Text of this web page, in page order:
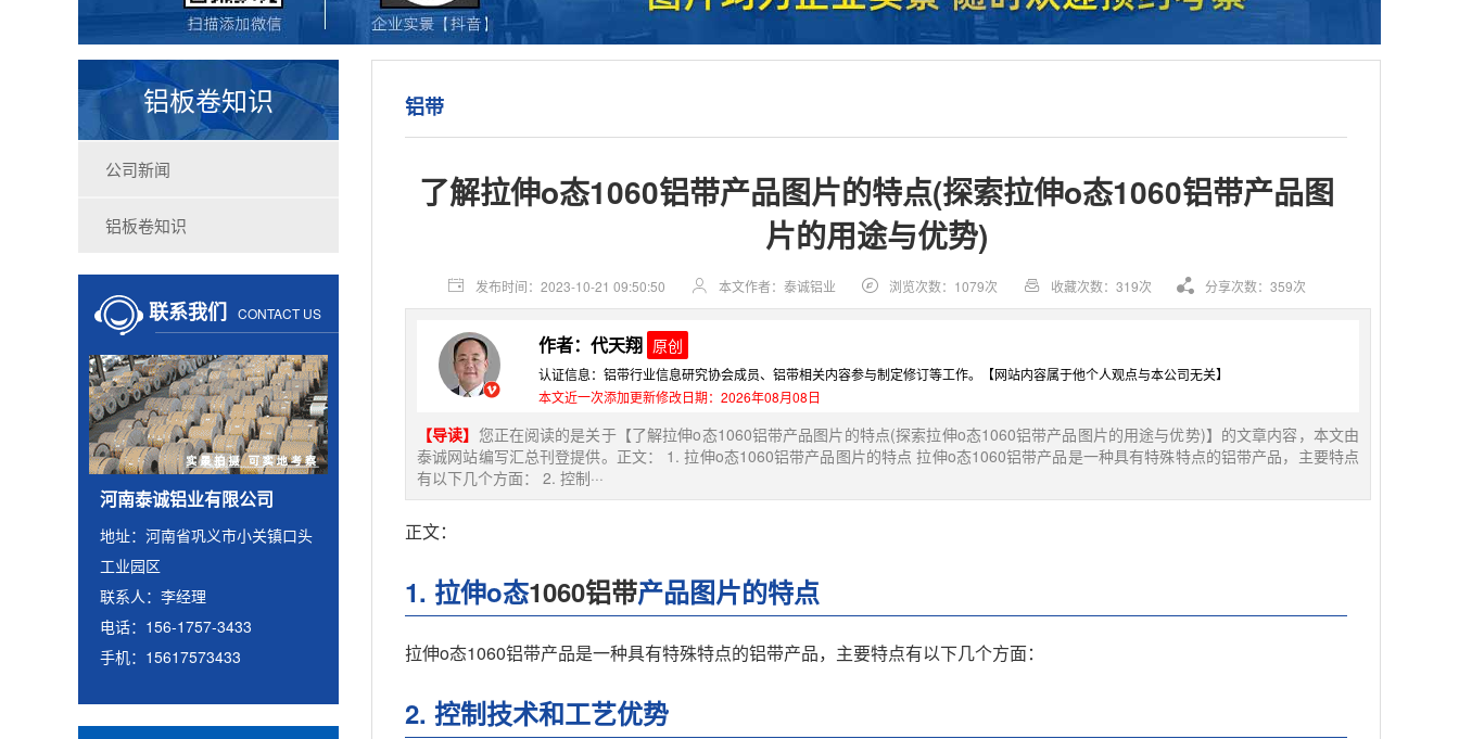
铝板卷知识
公司新闻
铝板卷知识
联系我们 CONTACT US
河南泰诚铝业有限公司
地址：河南省巩义市小关镇口头
工业园区
联系人：李经理
电话：156-1757-3433
手机：15617573433
铝带
了解拉伸o态1060铝带产品图片的特点(探索拉伸o态1060铝带产品图
片的用途与优势)
发布时间：2023-10-21 09:50:50 本文作者：泰诚铝业 浏览次数：1079次 收藏次数：319次 分享次数：359次
作者：代天翔 原创
认证信息：铝带行业信息研究协会成员、铝带相关内容参与制定修订等工作。【网站内容属于他个人观点与本公司无关】
本文近一次添加更新修改日期：2026年08月08日
【导读】 您正在阅读的是关于【了解拉伸o态1060铝带产品图片的特点(探索拉伸o态1060铝带产品图片的用途与优势)】的文章内容，本文由
泰诚网站编写汇总刊登提供。正文： 1. 拉伸o态1060铝带产品图片的特点 拉伸o态1060铝带产品是一种具有特殊特点的铝带产品，主要特点
有以下几个方面： 2. 控制···
正文：
1. 拉伸o态1060铝带产品图片的特点
拉伸o态1060铝带产品是一种具有特殊特点的铝带产品，主要特点有以下几个方面：
2. 控制技术和工艺优势